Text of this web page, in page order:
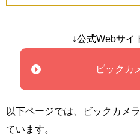
↓公式Webサイ
ビックカ
以下ページでは、ビックカメ
ています。